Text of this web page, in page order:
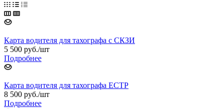
Карта водителя для тахографа с СКЗИ
5 500 руб./шт
Подробнее
Карта водителя для тахографа ЕСТР
8 500 руб./шт
Подробнее